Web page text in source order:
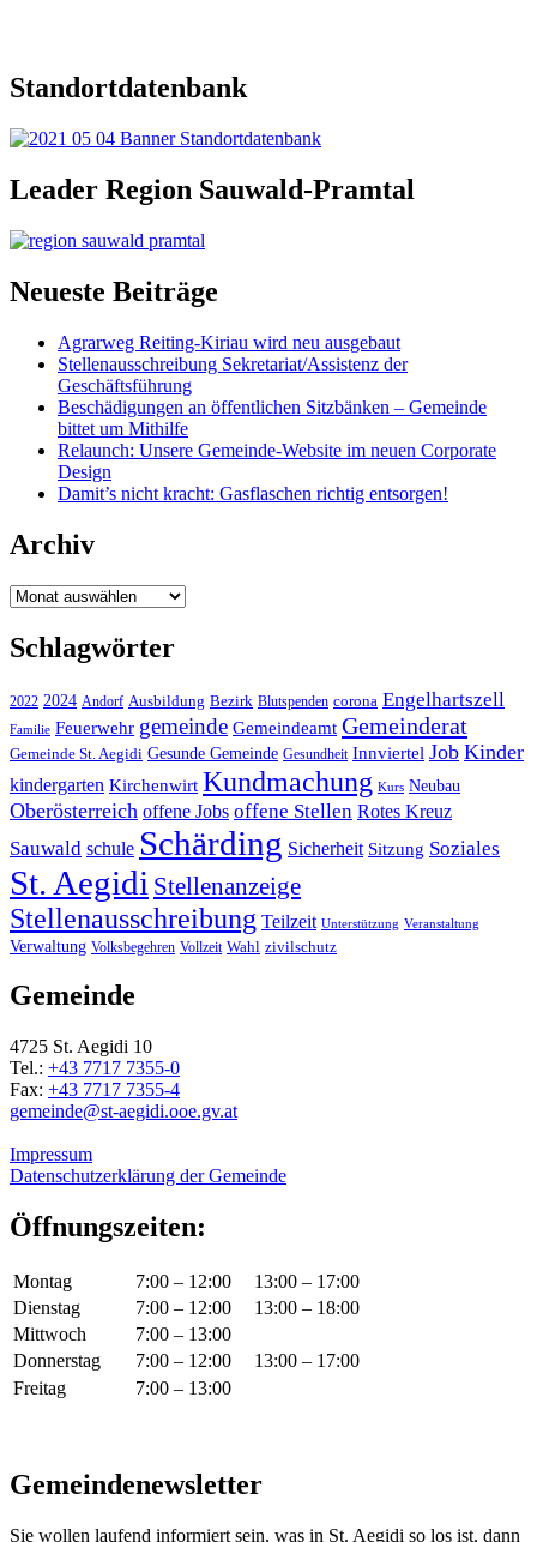
Standortdatenbank
Leader Region Sauwald-Pramtal
Neueste Beiträge
Agrarweg Reiting-Kiriau wird neu ausgebaut
Stellenausschreibung Sekretariat/Assistenz der
Geschäftsführung
Beschädigungen an öffentlichen Sitzbänken – Gemeinde
bittet um Mithilfe
Relaunch: Unsere Gemeinde-Website im neuen Corporate
Design
Damit’s nicht kracht: Gasflaschen richtig entsorgen!
Archiv
Archiv
Schlagwörter
2022 2024 Andorf Ausbildung Bezirk Blutspenden corona Engelhartszell
Familie Feuerwehr gemeinde Gemeindeamt Gemeinderat
Gemeinde St. Aegidi Gesunde Gemeinde Gesundheit Innviertel Job Kinder
kindergarten Kirchenwirt Kundmachung Kurs Neubau
Oberösterreich offene Jobs offene Stellen Rotes Kreuz
Sauwald schule Schärding Sicherheit Sitzung Soziales
St. Aegidi Stellenanzeige
Stellenausschreibung Teilzeit Unterstützung Veranstaltung
Verwaltung Volksbegehren Vollzeit Wahl zivilschutz
Gemeinde
4725 St. Aegidi 10
Tel.: +43 7717 7355-0
Fax: +43 7717 7355-4
gemeinde@st-aegidi.ooe.gv.at
Impressum
Datenschutzerklärung der Gemeinde
Öffnungszeiten:
Montag 7:00 – 12:00
13:00 – 17:00
Dienstag
7:00 – 12:00
13:00 – 18:00
Mittwoch
7:00 – 13:00
Donnerstag
7:00 – 12:00
13:00 – 17:00
Freitag
7:00 – 13:00
Gemeindenewsletter
Sie wollen laufend informiert sein, was in St. Aegidi so los ist, dann